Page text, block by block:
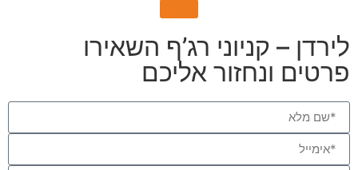
לירדן – קניוני רג’ף השאירו
פרטים ונחזור אליכם